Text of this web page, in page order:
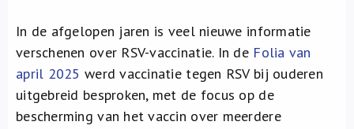
In de afgelopen jaren is veel nieuwe informatie
verschenen over RSV-vaccinatie. In de Folia van
april 2025 werd vaccinatie tegen RSV bij ouderen
uitgebreid besproken, met de focus op de
bescherming van het vaccin over meerdere